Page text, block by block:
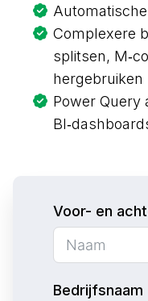
Complexere
splitsen,
hergebruiken
Power Query
Voor- en
Bedrijfsnaam